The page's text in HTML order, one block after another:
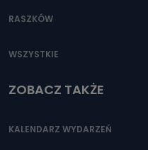
RASZKÓW
WSZYSTKIE
ZOBACZ TAKŻE
KALENDARZ WYDARZEŃ